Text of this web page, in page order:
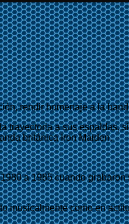
rendir homenaje a la
a sus espaldas,
británica Iron Maiden.
a 1985 cuando
musicalmente como en